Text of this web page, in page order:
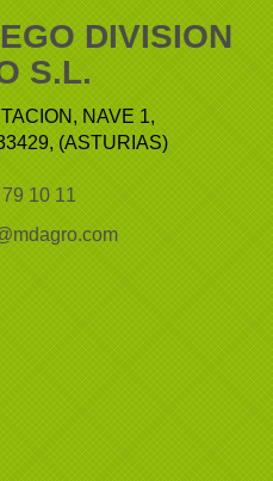
DIVISION
S.L.
NAVE 1,
, (ASTURIAS)
10 11
mdagro.com